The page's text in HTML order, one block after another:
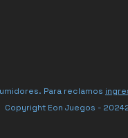
Para reclamos
Copyright Eon Juegos -